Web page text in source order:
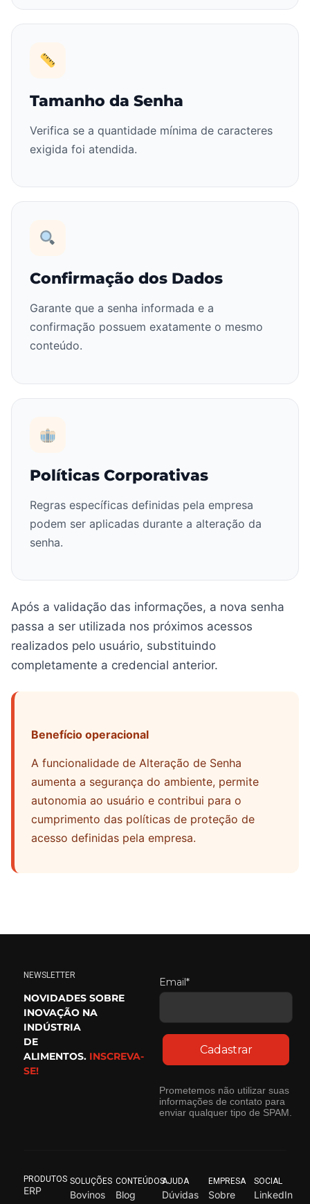
Tamanho da Senha
Verifica se a quantidade mínima de caracteres
exigida foi atendida.
Confirmação dos Dados
Garante que a senha informada e a
confirmação possuem exatamente o mesmo
conteúdo.
Políticas Corporativas
Regras específicas definidas pela empresa
podem ser aplicadas durante a alteração da
senha.
Após a validação das informações, a nova senha
passa a ser utilizada nos próximos acessos
realizados pelo usuário, substituindo
completamente a credencial anterior.
Benefício operacional
A funcionalidade de Alteração de Senha
aumenta a segurança do ambiente, permite
autonomia ao usuário e contribui para o
cumprimento das políticas de proteção de
acesso definidas pela empresa.
NEWSLETTER
NOVIDADES SOBRE
INOVAÇÃO NA
INDÚSTRIA
DE
ALIMENTOS. INSCREVA-
SE!
Email*
Cadastrar
Prometemos não utilizar suas
informações de contato para
enviar qualquer tipo de SPAM.
PRODUTOS
ERP
SOLUÇÕES
Bovinos
CONTEÚDOS
Blog
AJUDA
Dúvidas
EMPRESA
Sobre
SOCIAL
LinkedIn